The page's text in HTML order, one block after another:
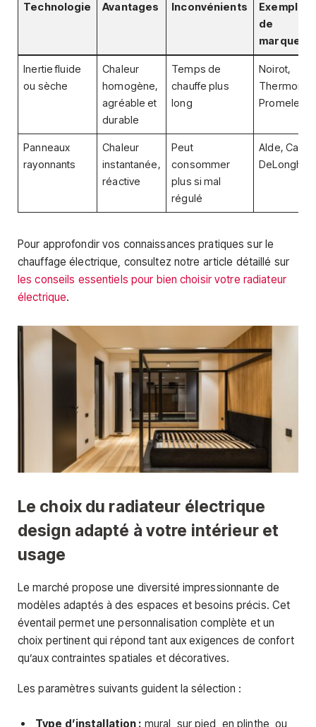
Technologie Avantages Inconvénients
Exemples
de
marques
Inertie fluide
ou sèche
Chaleur
homogène,
agréable et
durable
Temps de
chauffe plus
long
Noirot,
Thermor,
Panneaux
rayonnants
Chaleur
instantanée,
réactive
Peut
consommer
plus si mal
régulé
Alde, Caleo,
DeLonghi
Pour approfondir vos connaissances pratiques sur le
chauffage électrique, consultez notre article détaillé sur
les conseils essentiels pour bien choisir votre radiateur
électrique.
Le choix du radiateur électrique
design adapté à votre intérieur et
usage
Le marché propose une diversité impressionnante de
modèles adaptés à des espaces et besoins précis. Cet
éventail permet une personnalisation complète et un
choix pertinent qui répond tant aux exigences de confort
qu’aux contraintes spatiales et décoratives.
Les paramètres suivants guident la sélection :
Type d’installation : mural, sur pied, en plinthe, ou